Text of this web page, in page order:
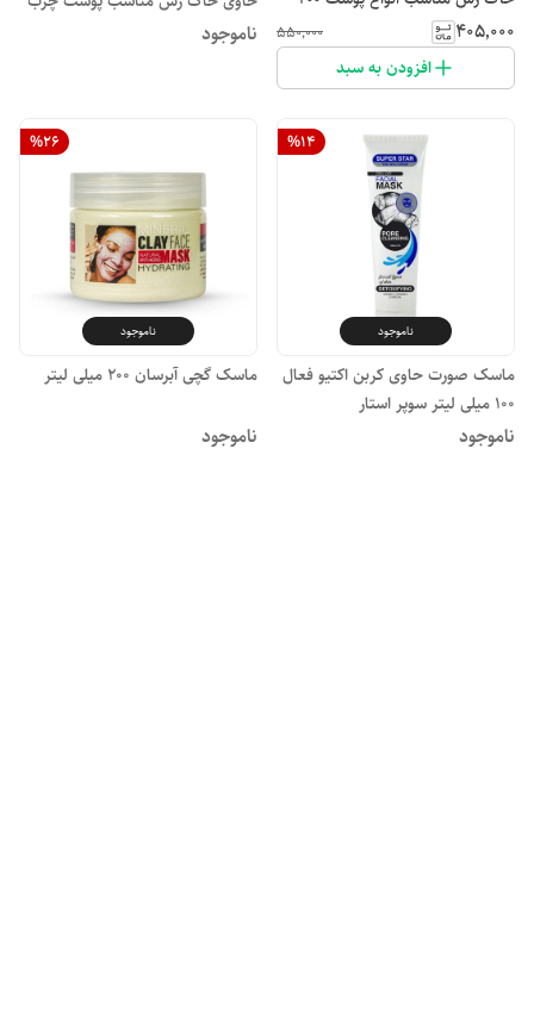
میلی لیتر ام ان دی
۴۰۵٬۰۰۰ ۵۵۰٬۰۰۰
افزودن به سبد
ام ان دی
ناموجود
%14
ناموجود
ماسک صورت حاوی کربن اکتیو فعال
۱۰۰ میلی لیتر سوپر استار
ناموجود
%26
ناموجود
ماسک گچی آبرسان ۲۰۰ میلی لیتر
ناموجود